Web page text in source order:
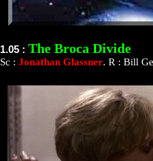
1.05 : The Broca Divide
Sc : Jonathan Glassner. R : Bill